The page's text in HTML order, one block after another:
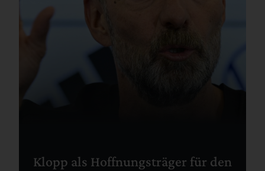
Klopp als Hoffnungsträger für den